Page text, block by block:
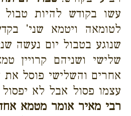
עשו בקודש להיות טבול
לטומאה ויטמא שני'
שנוגע בטבול יום נעשה
שלישי ושניהם קרויין
אחרים והשלישי פוסל את
עצמו פסול אבל לא
רבי מאיר אומר מטמא